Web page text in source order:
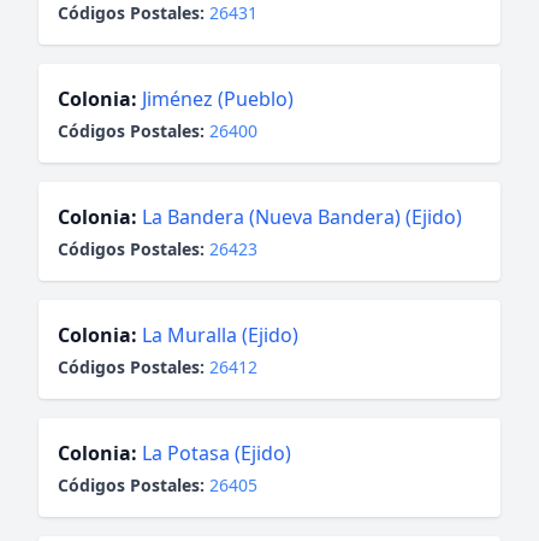
Códigos Postales: 26431
Colonia: Jiménez (Pueblo)
Códigos Postales: 26400
Colonia: La Bandera (Nueva Bandera) (Ejido)
Códigos Postales: 26423
Colonia: La Muralla (Ejido)
Códigos Postales: 26412
Colonia: La Potasa (Ejido)
Códigos Postales: 26405